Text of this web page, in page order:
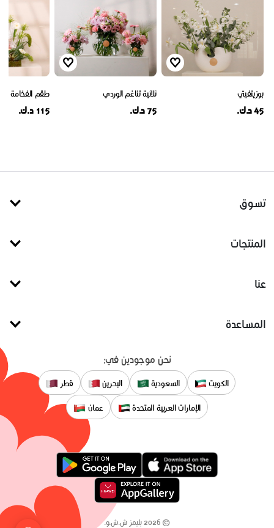
بوزيتفيتي
45 د.ك.
ثلاثية تناغم الوردي
75 د.ك.
طقم الفخامة
115 د.ك.
تسوق
المنتجات
عنا
المساعدة
نحن موجودين في:
الكويت السعودية البحرين قطر
الإمارات العربية المتحدة عمان
©
2026 بليمز ش.ش.و.